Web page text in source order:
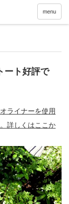
menu
ート好評で
ライナーを使用
詳しくはここか